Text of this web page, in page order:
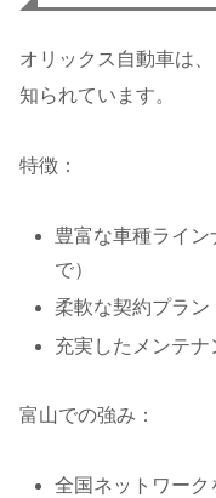
オリックス自動車は
知られています。
特徴：
豊富な車種ライン
で）
柔軟な契約プラン
充実したメンテナ
富山での強み：
全国ネットワーク